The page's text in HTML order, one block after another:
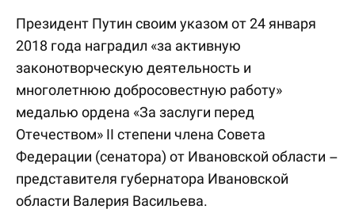
Президент Путин своим указом от 24 января
2018 года наградил «за активную
законотворческую деятельность и
многолетнюю добросовестную работу»
медалью ордена «За заслуги перед
Отечеством» II степени члена Совета
Федерации (сенатора) от Ивановской области –
представителя губернатора Ивановской
области Валерия Васильева.